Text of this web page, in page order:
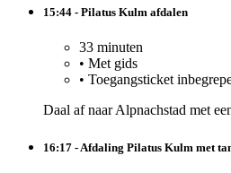
15:44 - Pilatus Kulm afdalen
33 minuten
• Met gids
• Toegangsticket
Daal af naar Alpnachstad met
16:17 - Afdaling Pilatus Kulm met